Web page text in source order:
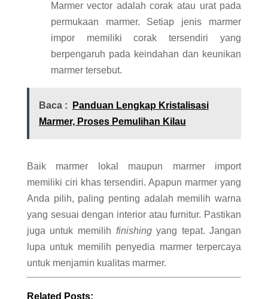
Marmer vector adalah corak atau urat pada
permukaan marmer. Setiap jenis marmer
impor memiliki corak tersendiri yang
berpengaruh pada keindahan dan keunikan
marmer tersebut.
Baca :
Panduan Lengkap Kristalisasi
Marmer, Proses Pemulihan Kilau
Baik marmer lokal maupun marmer import
memiliki ciri khas tersendiri. Apapun marmer yang
Anda pilih, paling penting adalah memilih warna
yang sesuai dengan interior atau furnitur. Pastikan
juga untuk memilih finishingyang tepat. Jangan
lupa untuk memilih penyedia marmer terpercaya
untuk menjamin kualitas marmer.
Related Posts: